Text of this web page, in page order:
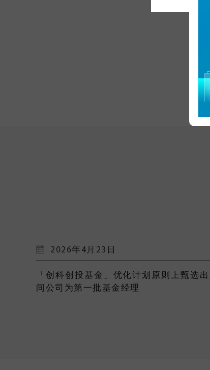
2026年4月23日
「创科创投基金」优化计划原则上甄选出
间公司为第一批基金经理